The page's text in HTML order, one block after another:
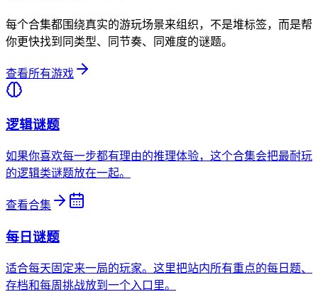
每个合集都围绕真实的游玩场景来组织，不是堆标签，而是帮
你更快找到同类型、同节奏、同难度的谜题。
查看所有游戏
逻辑谜题
如果你喜欢每一步都有理由的推理体验，这个合集会把最耐玩
的逻辑类谜题放在一起。
查看合集
每日谜题
适合每天固定来一局的玩家。这里把站内所有重点的每日题、
存档和每周挑战放到一个入口里。